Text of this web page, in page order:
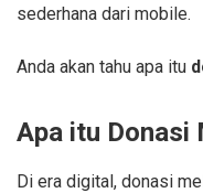
sederhana dari mobile.
Anda akan tahu apa itu
Apa itu Donasi
Di era digital, donasi